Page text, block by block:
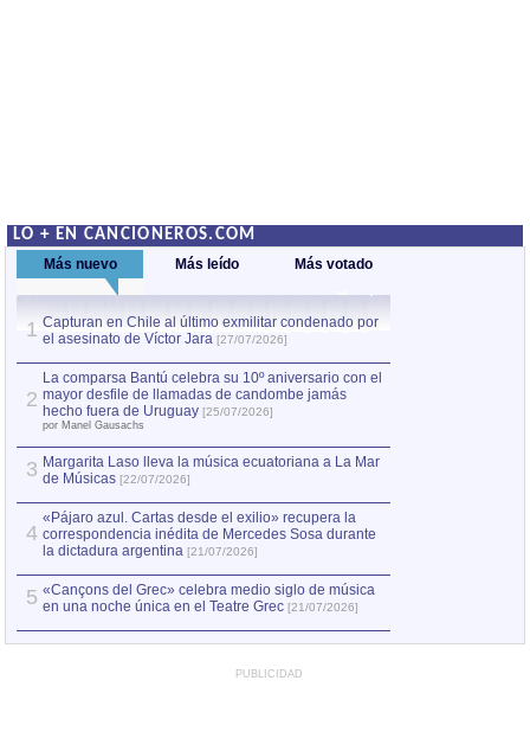
LO + EN CANCIONEROS.COM
Más nuevo Más leído Más votado
1 Capturan en Chile al último exmilitar condenado por
el asesinato de Víctor Jara [27/07/2026]
2
La comparsa Bantú celebra su 10º aniversario con el
mayor desfile de llamadas de candombe jamás
hecho fuera de Uruguay [25/07/2026]
por Manel Gausachs
3 Margarita Laso lleva la música ecuatoriana a La Mar
de Músicas [22/07/2026]
4
«Pájaro azul. Cartas desde el exilio» recupera la
correspondencia inédita de Mercedes Sosa durante
la dictadura argentina [21/07/2026]
5 «Cançons del Grec» celebra medio siglo de música
en una noche única en el Teatre Grec [21/07/2026]
PUBLICIDAD